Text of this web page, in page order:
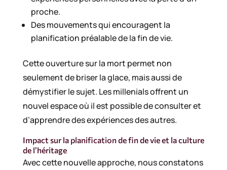
proche.
Des mouvements qui encouragent la
planification préalable de la fin de vie.
Cette ouverture sur la mort permet non
seulement de briser la glace, mais aussi de
démystifier le sujet. Les millenials offrent un
nouvel espace où il est possible de consulter et
d’apprendre des expériences des autres.
Impact sur la planification de fin de vie et la culture
de l’héritage
Avec cette nouvelle approche, nous constatons